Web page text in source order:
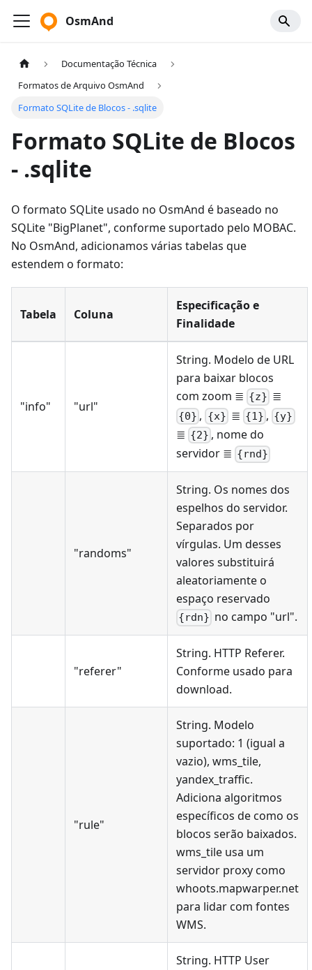
OsmAnd
Documentação Técnica
Formatos de Arquivo OsmAnd
Formato SQLite de Blocos - .sqlite
Formato SQLite de Blocos
- .sqlite
O formato SQLite usado no OsmAnd é baseado no
SQLite "BigPlanet", conforme suportado pelo MOBAC.
No OsmAnd, adicionamos várias tabelas que
estendem o formato:
Tabela Coluna
Especificação e
Finalidade
"info" "url"
String. Modelo de URL
para baixar blocos
com zoom ≣ {z} ≣
{0} , {x} ≣ {1} , {y}
≣ {2} , nome do
servidor ≣ {rnd}
"randoms"
String. Os nomes dos
espelhos do servidor.
Separados por
vírgulas. Um desses
valores substituirá
aleatoriamente o
espaço reservado
{rdn} no campo "url".
"referer"
String. HTTP Referer.
Conforme usado para
download.
"rule"
String. Modelo
suportado: 1 (igual a
vazio), wms_tile,
yandex_traffic.
Adiciona algoritmos
específicos de como os
blocos serão baixados.
wms_tile usa um
servidor proxy como
whoots.mapwarper.net
para lidar com fontes
WMS.
String. HTTP User